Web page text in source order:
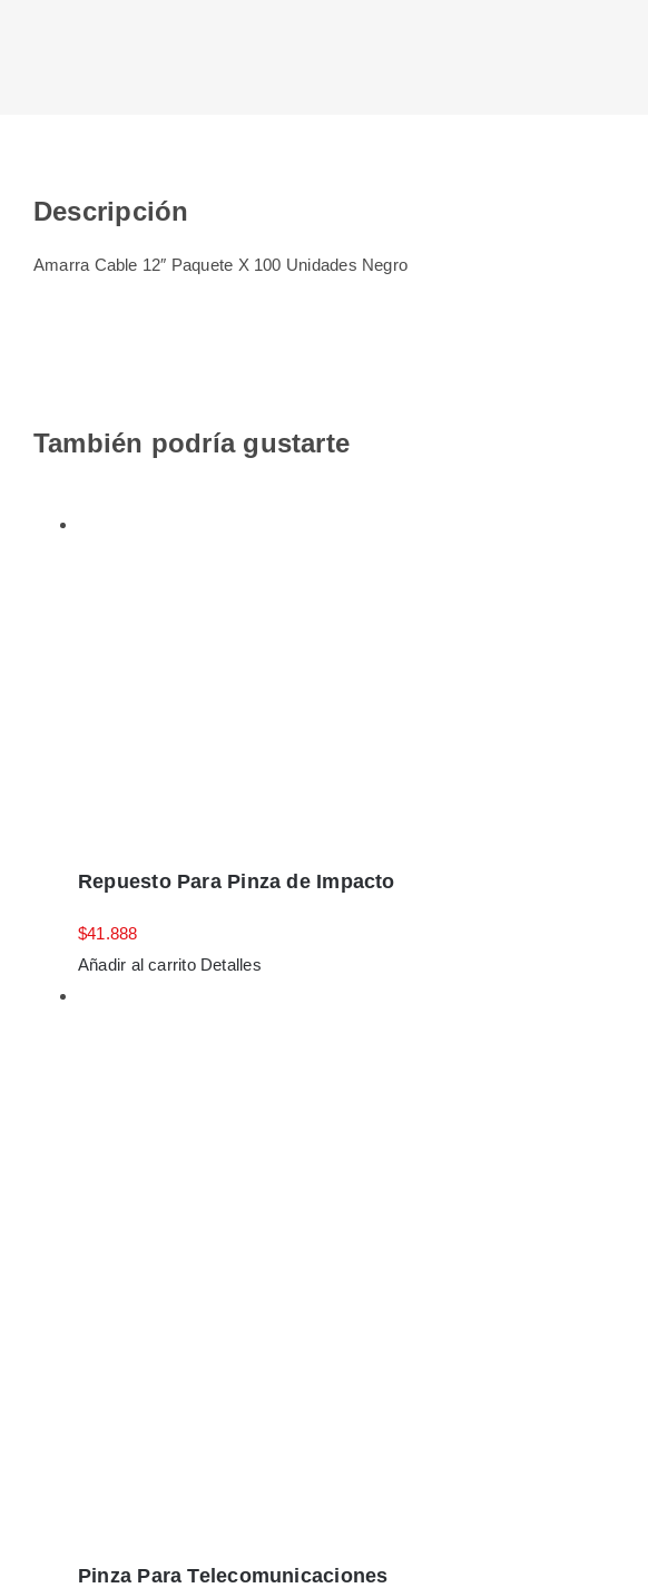
Descripción
Amarra Cable 12″ Paquete X 100 Unidades Negro
También podría gustarte
Repuesto Para Pinza de Impacto
$41.888
Añadir al carrito Detalles
Pinza Para Telecomunicaciones